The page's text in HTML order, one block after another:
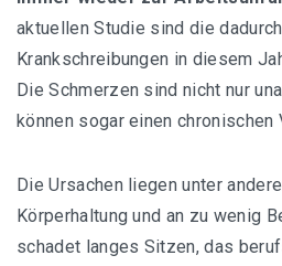
Topstar Syncro Bürostuhl
Ergonomische Sitzkissen
aktuellen Studie sind die
Krankschreibungen in diesem
Die Schmerzen sind nicht nur
können sogar einen chronischen
Die Ursachen liegen unter
Körperhaltung und an zu wenig
schadet langes Sitzen, das